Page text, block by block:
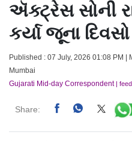
ઍક્ટ્રેસ સોની
કર્યા જૂના દિવસો
Published : 07 July, 2026 01:08 PM |
Mumbai
Gujarati Mid-day Correspondent|
Share: